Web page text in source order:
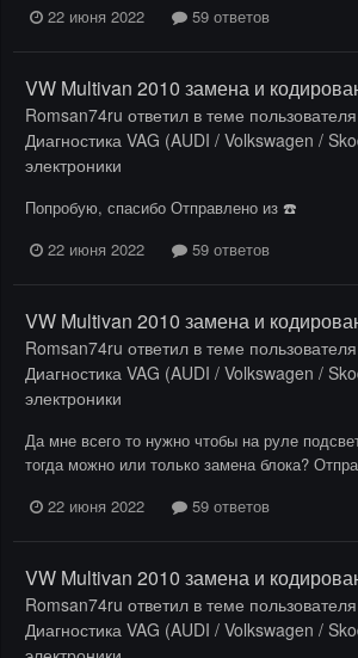
22 июня 2022
59 ответов
VW Multivan 2010 замена и
Romsan74ru ответил в теме пользователя
Диагностика VAG (AUDI / Volkswagen /
электроники
Попробую, спасибо Отправлено из ☎️
22 июня 2022
59 ответов
VW Multivan 2010 замена и
Romsan74ru ответил в теме пользователя
Диагностика VAG (AUDI / Volkswagen /
электроники
Да мне всего то нужно чтобы на руле
тогда можно или только замена блока?
22 июня 2022
59 ответов
VW Multivan 2010 замена и
Romsan74ru ответил в теме пользователя
Диагностика VAG (AUDI / Volkswagen /